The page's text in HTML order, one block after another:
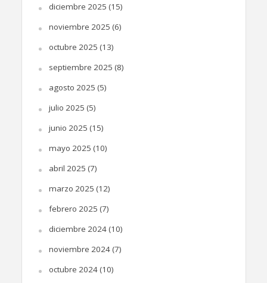
diciembre 2025 (15)
noviembre 2025 (6)
octubre 2025 (13)
septiembre 2025 (8)
agosto 2025 (5)
julio 2025 (5)
junio 2025 (15)
mayo 2025 (10)
abril 2025 (7)
marzo 2025 (12)
febrero 2025 (7)
diciembre 2024(10)
noviembre 2024(7)
octubre 2024(10)